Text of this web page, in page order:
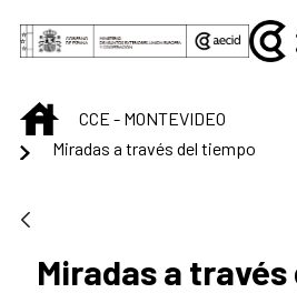
Skip to Main Content
INICIOCCE - MONTEVIDEO
Miradas a través del tiempo
Miradas a